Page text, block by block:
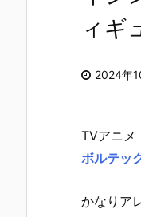
ィギ
2024年
TVアニメ
ボルテッ
かなりア